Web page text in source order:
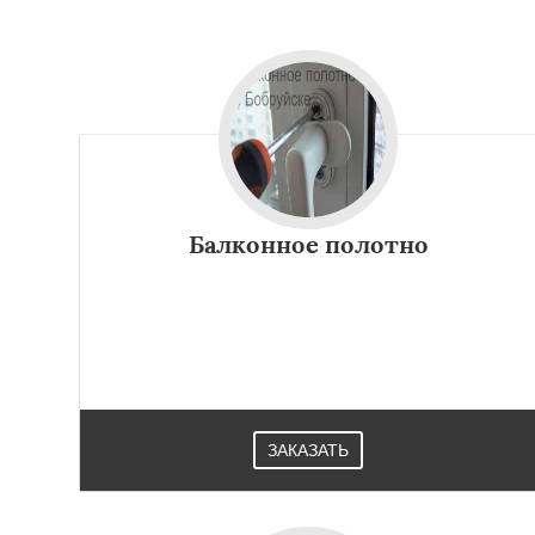
Балконное полотно
ЗАКАЗАТЬ